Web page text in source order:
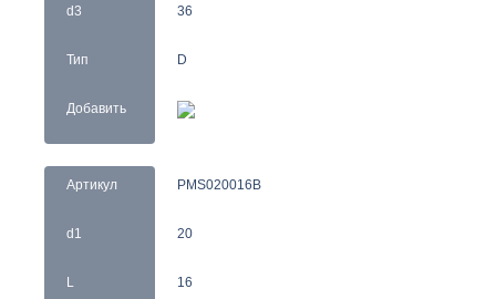
d3
Тип
Добавить
36
D
Артикул
d1
L
PMS020016B
20
16